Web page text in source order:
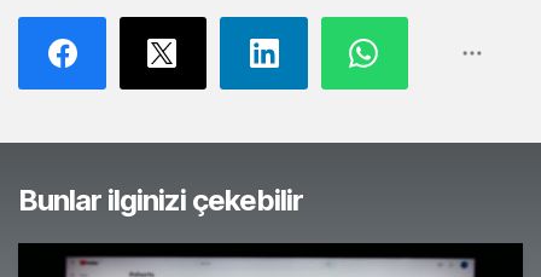
Bunlar ilginizi çekebilir